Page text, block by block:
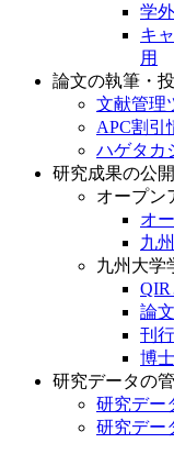
学
キ
用
論文の執筆・
文献管理
APC割引
ハゲタカ
研究成果の公開
オープン
オ
九
九州大学
QIR
論
刊
博
研究データの
研究デー
研究デー